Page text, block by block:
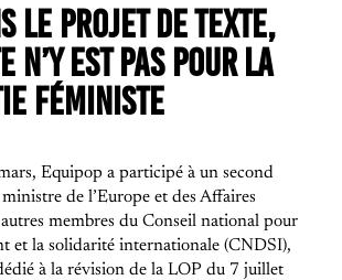
LE PROJET DE TEXTE,
N’Y EST PAS POUR LA
FÉMINISTE
Equipop a participé à un second
de l’Europe et des Affaires
membres du Conseil national pour
et la solidarité internationale (CNDSI),
à la révision de la LOP du 7 juillet